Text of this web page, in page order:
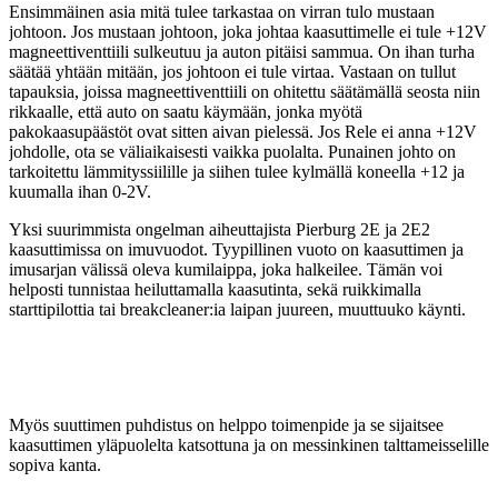
Ensimmäinen asia mitä tulee tarkastaa on virran tulo mustaan
johtoon. Jos mustaan johtoon, joka johtaa kaasuttimelle ei tule +12V
magneettiventtiili sulkeutuu ja auton pitäisi sammua. On ihan turha
säätää yhtään mitään, jos johtoon ei tule virtaa. Vastaan on tullut
tapauksia, joissa magneettiventtiili on ohitettu säätämällä seosta niin
rikkaalle, että auto on saatu käymään, jonka myötä
pakokaasupäästöt ovat sitten aivan pielessä. Jos Rele ei anna +12V
johdolle, ota se väliaikaisesti vaikka puolalta. Punainen johto on
tarkoitettu lämmityssiilille ja siihen tulee kylmällä koneella +12 ja
kuumalla ihan 0-2V.
Yksi suurimmista ongelman aiheuttajista Pierburg 2E ja 2E2
kaasuttimissa on imuvuodot. Tyypillinen vuoto on kaasuttimen ja
imusarjan välissä oleva kumilaippa, joka halkeilee. Tämän voi
helposti tunnistaa heiluttamalla kaasutinta, sekä ruikkimalla
starttipilottia tai breakcleaner:ia laipan juureen, muuttuuko käynti.
Myös suuttimen puhdistus on helppo toimenpide ja se sijaitsee
kaasuttimen yläpuolelta katsottuna ja on messinkinen talttameisselille
sopiva kanta.